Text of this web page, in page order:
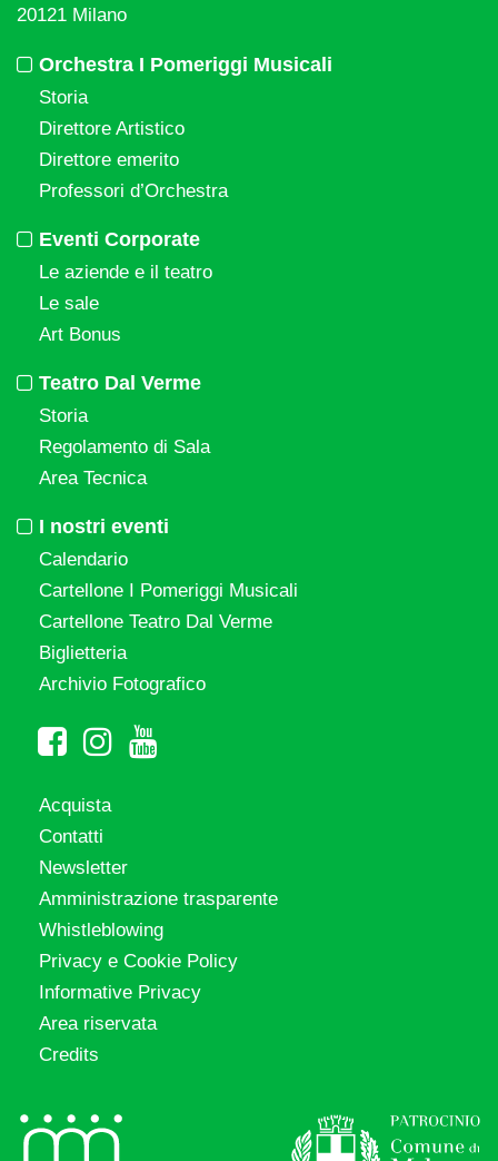
20121 Milano
Orchestra I Pomeriggi Musicali
Storia
Direttore Artistico
Direttore emerito
Professori d’Orchestra
Eventi Corporate
Le aziende e il teatro
Le sale
Art Bonus
Teatro Dal Verme
Storia
Regolamento di Sala
Area Tecnica
I nostri eventi
Calendario
Cartellone I Pomeriggi Musicali
Cartellone Teatro Dal Verme
Biglietteria
Archivio Fotografico
Acquista
Contatti
Newsletter
Amministrazione trasparente
Whistleblowing
Privacy e Cookie Policy
Informative Privacy
Area riservata
Credits